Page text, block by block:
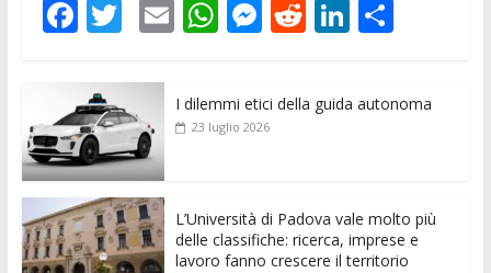
F
e
b
o
o
k
T
itt
er
E
ai
l
W
s
p
M
ss
e
er
R
di
Li
e
C
di
I dilemmi etici della guida autonoma
23 luglio 2026
L’Università di Padova vale molto più
delle classifiche: ricerca, imprese e
lavoro fanno crescere il territorio